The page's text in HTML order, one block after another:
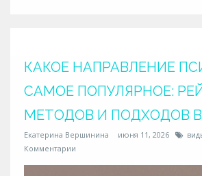
КАКОЕ НАПРАВЛЕНИЕ
САМОЕ ПОПУЛЯРНОЕ:
МЕТОДОВ И ПОДХОДОВ В
Екатерина Вершинина июня 11, 2026
Комментарии